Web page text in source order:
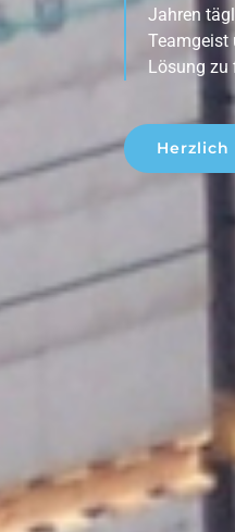
Jahren
Teamgeist
Lösung zu